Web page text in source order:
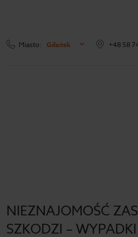
Miasto: Gdańsk +48 58
NIEZNAJOMOŚĆ
SZKODZI –